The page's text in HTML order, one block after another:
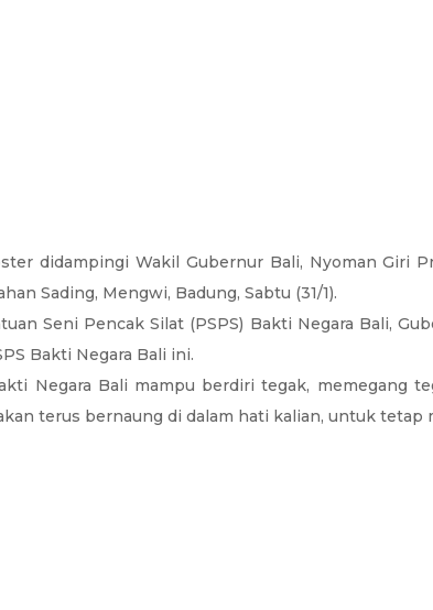
didampingi Wakil Gubernur Bali, Nyoman Giri
Sading, Mengwi, Badung, Sabtu (31/1).
Seni Pencak Silat (PSPS) Bakti Negara Bali,
Bakti Negara Bali ini.
Negara Bali mampu berdiri tegak, memegang
terus bernaung di dalam hati kalian, untuk